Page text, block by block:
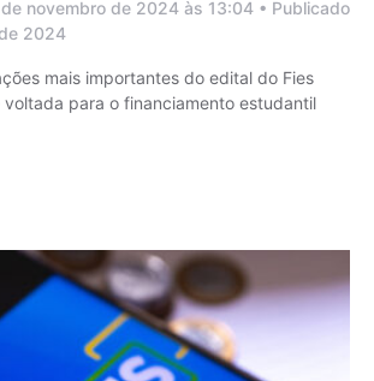
novembro de 2024 às 13:04 • Publicado
2024
mais importantes do edital do Fies
para o financiamento estudantil